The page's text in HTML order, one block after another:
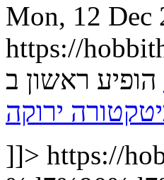
Mon, 12 Dec
https://
הופיע ראשון ב
ירוקה
]]> https://